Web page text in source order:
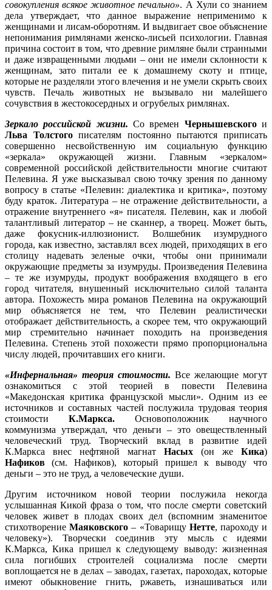
совокупления всякое животное печально». А Хули со знанием
дела утверждает, что данное выражение неприменимо к
женщинами и лисам-оборотням. И выдвигает свое объяснение
непонимания римлянами женско-лисьей психологии. Главная
причина состоит в том, что древние римляне были странными
и даже извращенными людьми – они не имели склонности к
женщинам, зато питали ее к домашнему скоту и птице,
которые не разделяли этого влечения и не умели скрыть своих
чувств. Печаль животных не вызывало ни малейшего
сочувствия в жестокосердных и огрубелых римлянах.
Зеркало российской жизни. Со времен Чернышевскогои
Льва Толстогописателям постоянно пытаются приписать
совершенно несвойственную им социальную функцию
«зеркала» окружающей жизни. Главным «зеркалом»
современной российской действительности многие считают
Пелевина. Я уже высказывал свою точку зрения по данному
вопросу в статье «Пелевин: диалектика и критика», поэтому
буду краток. Литература – не отражение действительности, а
отражение внутреннего «я» писателя. Пелевин, как и любой
талантливый литератор – не сканнер, а творец. Может быть,
даже фокусник-иллюзионист. Волшебник изумрудного
города, как известно, заставлял всех людей, приходящих в его
столицу надевать зеленые очки, чтобы они принимали
окружающие предметы за изумруды. Произведения Пелевина
– те же изумруды, продукт воображения входящего в его
город читателя, внушенный исключительно силой таланта
автора. Похожесть мира романов Пелевина на окружающий
мир объясняется не тем, что Пелевин реалистически
отображает действительность, а скорее тем, что окружающий
мир стремительно начинает походить на произведения
Пелевина. Степень этой похожести прямо пропорциональна
числу людей, прочитавших его книги.
«Инфернальная» теория стоимости. Все желающие могут
ознакомиться с этой теорией в повести Пелевина
«Македонская критика французской мысли». Одним из ее
источников и составных частей послужила трудовая теория
стоимости К.Маркса. Основоположник научного
коммунизма утверждал, что деньги – это овеществленный
человеческий труд. Творческий вклад в развитие идей
К.Маркса внес нефтяной магнат Насых (он же Кика)
Нафиков (см. Нафиков), который пришел к выводу что
деньги – это не труд, а человеческие души.
Другим источником новой теории послужила некогда
услышанная Кикой фраза о том, что после смерти советский
человек живет в плодах своих дел (вспомним знаменитое
стихотворениеМаяковского – «Товарищу Нетте, пароходу и
человеку»). Творчески соединив эту мысль с идеями
К.Маркса, Кика пришел к следующему выводу: жизненная
сила погибших строителей социализма после смерти
воплощается не в делах – заводах, газетах, пароходах, которые
имеют обыкновение гнить, ржаветь, изнашиваться или